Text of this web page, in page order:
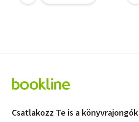
Csatlakozz Te is a